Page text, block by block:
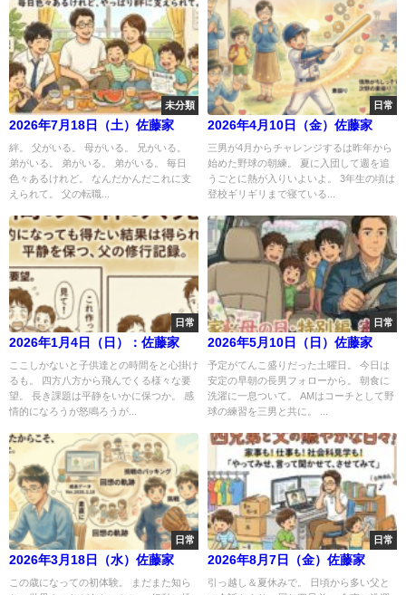
未分類
2026年7月18日（土）佐藤家
絆。 父がいる。 母がいる。 兄がいる。
弟がいる。 弟がいる。 弟がいる。 毎日
色々あるけれど。 なんだかんだこれに支
えられて。 父の転職...
日常
2026年4月10日（金）佐藤家
三男が4月からチャレンジするは昨年から
始めた野球の朝練。 夏に入団して週を追
うごとに熱が入りいよいよ。 3年生の頃は
登校ギリギリまで寝ている...
日常
2026年1月4日（日）：佐藤家
ここしかないと子供達との時間をと心掛け
るも。 四方八方から飛んでくる様々な要
望。 長き課題は平静をいかに保つか。 感
情的になろうが怒鳴ろうが...
日常
2026年5月10日（日）佐藤家
予定がてんこ盛りだった土曜日。 今日は
安定の早朝の長男フォローから。 朝食に
洗濯に一息ついて。 AMはコーチとして野
球の練習を三男と共に。 ...
日常
2026年3月18日（水）佐藤家
この歳になっての初体験。 まだまた知ら
日常
2026年8月7日（金）佐藤家
引っ越し＆夏休みで。 日頃から多い父と